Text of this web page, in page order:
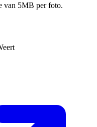
van 5MB per foto.